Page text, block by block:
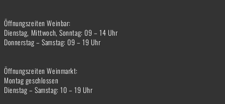
Öffnungszeiten Weinbar:
Dienstag, Mittwoch, Sonntag: 09 – 14 Uhr
Donnerstag – Samstag: 09 – 19 Uhr
Öffnungszeiten Weinmarkt:
Montag geschlossen
Dienstag – Samstag: 10 – 19 Uhr